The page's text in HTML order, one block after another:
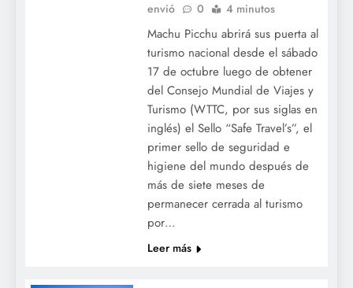
envió
0 4 minutos
Machu Picchu abrirá sus puerta al
turismo nacional desde el sábado
17 de octubre luego de obtener
del Consejo Mundial de Viajes y
Turismo (WTTC, por sus siglas en
inglés) el Sello “Safe Travel’s”, el
primer sello de seguridad e
higiene del mundo después de
más de siete meses de
permanecer cerrada al turismo
por…
Leer más